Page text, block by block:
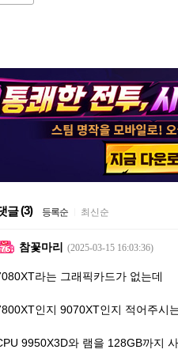
글(3) 등록순 최신순
참꽃마리 (2025-03-15 16:03:36)
라는 그래픽카드가 없는데
인지 9070XT인지 적어주시
9950X3D와 램을 128GB까지